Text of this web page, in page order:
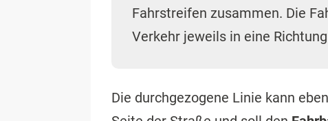
Fahrstreifen zusammen. Die
Verkehr jeweils in eine
Die durchgezogene Linie kann